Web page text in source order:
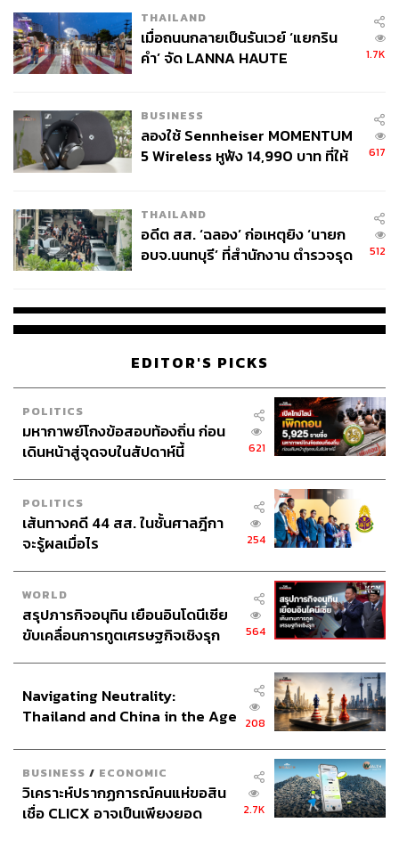
THAILAND
เมื่อถนนกลายเป็นรันเวย์ ‘แยกริน
คำ’ จัด LANNA HAUTE
1.7K
BUSINESS
ลองใช้ Sennheiser MOMENTUM
5 Wireless หูฟัง 14,990 บาท ที่ให้
617
THAILAND
อดีต สส. ‘ฉลอง’ ก่อเหตุยิง ‘นายก
อบจ.นนทบุรี’ ที่สำนักงาน ตำรวจรุด
512
EDITOR'S PICKS
POLITICS
มหากาพย์โกงข้อสอบท้องถิ่น ก่อน
เดินหน้าสู่จุดจบในสัปดาห์นี้
621
POLITICS
เส้นทางคดี 44 สส. ในชั้นศาลฎีกา
จะรู้ผลเมื่อไร
254
WORLD
สรุปภารกิจอนุทิน เยือนอินโดนีเซีย
ขับเคลื่อนการทูตเศรษฐกิจเชิงรุก
564
Navigating Neutrality:
Thailand and China in the Age
208
BUSINESS / ECONOMIC
วิเคราะห์ปรากฏการณ์คนแห่ขอสิน
เชื่อ CLICX อาจเป็นเพียงยอด
2.7K